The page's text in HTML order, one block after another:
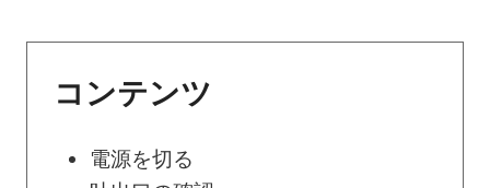
ーコンテンツ
電源を切る